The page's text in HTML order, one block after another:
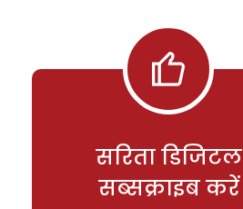
सरिता डिजिटल
सब्सक्राइब करें